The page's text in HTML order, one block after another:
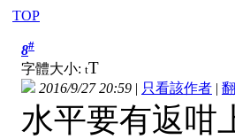
TOP
8#
字體大小: tT
2016/9/27 20:59 | 只看該作者 |
水平要有返咁